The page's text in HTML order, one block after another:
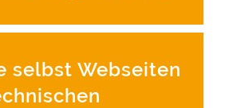
selbst Webseiten